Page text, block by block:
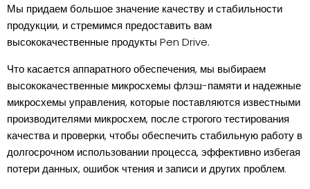
Мы придаем большое значение качеству и стабильности
продукции, и стремимся предоставить вам
высококачественные продукты Pen Drive.
Что касается аппаратного обеспечения, мы выбираем
высококачественные микросхемы флэш-памяти и надежные
микросхемы управления, которые поставляются известными
производителями микросхем, после строгого тестирования
качества и проверки, чтобы обеспечить стабильную работу в
долгосрочном использовании процесса, эффективно избегая
потери данных, ошибок чтения и записи и других проблем.